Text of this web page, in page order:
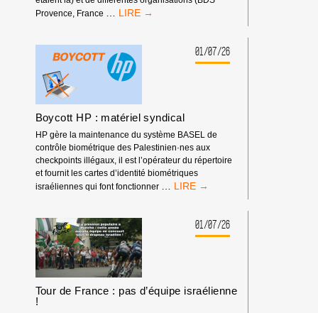
Provence, France
RASSEMBLEMENT
RENCONTRES
ÉCONOMIQUES
D’AIX-
01/07/26
Boycott HP : matériel syndical
HP gère la maintenance du système BASEL de
contrôle biométrique des Palestinien·nes aux
checkpoints illégaux, il est l’opérateur du répertoire
et fournit les cartes d’identité biométriques
israéliennes qui font fonctionner
BOYCOTT
MATÉRIEL
SYNDICAL
01/07/26
Tour de France : pas d’équipe israélienne
!